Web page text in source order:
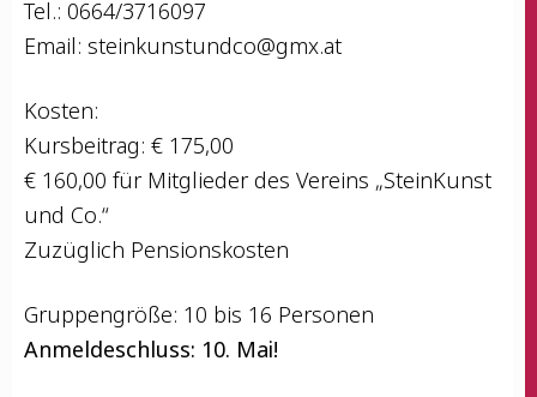
Tel.: 0664/3716097
Email: steinkunstundco@gmx.at
Kos­ten:
Kurs­bei­trag: € 175,00
€ 160,00 für Mit­glie­der des Ver­eins „Stein­Kunst
und Co.“
Zuzüg­lich Pensionskosten
Grup­pen­grö­ße: 10 bis 16 Personen
Anmel­de­schluss: 10. Mai!